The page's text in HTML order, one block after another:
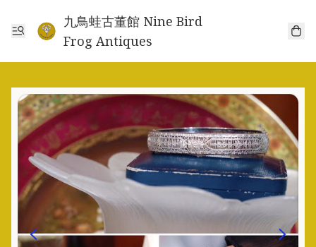
九鳥蛙古董館 Nine Bird
Frog Antiques